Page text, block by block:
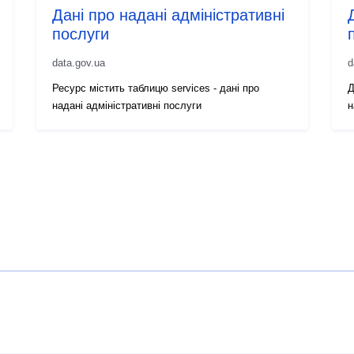
Дані про надані адміністративні
послуги
data.gov.ua
Ресурс містить таблицю services - дані про
надані адміністративні послуги